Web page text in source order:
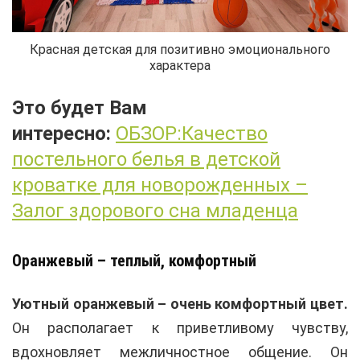
Красная детская для позитивно эмоционального
характера
Это будет Вам
интересно: ОБЗОР:Качество
постельного белья в детской
кроватке для новорожденных –
Залог здорового сна младенца
Оранжевый – теплый, комфортный
Уютный оранжевый – очень комфортный цвет.
Он располагает к приветливому чувству,
вдохновляет межличностное общение. Он